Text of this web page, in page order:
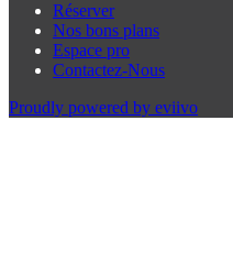
Réserver
Nos bons plans
Espace pro
Contactez-Nous
Proudly powered by eviivo